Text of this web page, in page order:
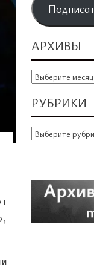
АРХИВЫ
Архивы
РУБРИКИ
Рубрики